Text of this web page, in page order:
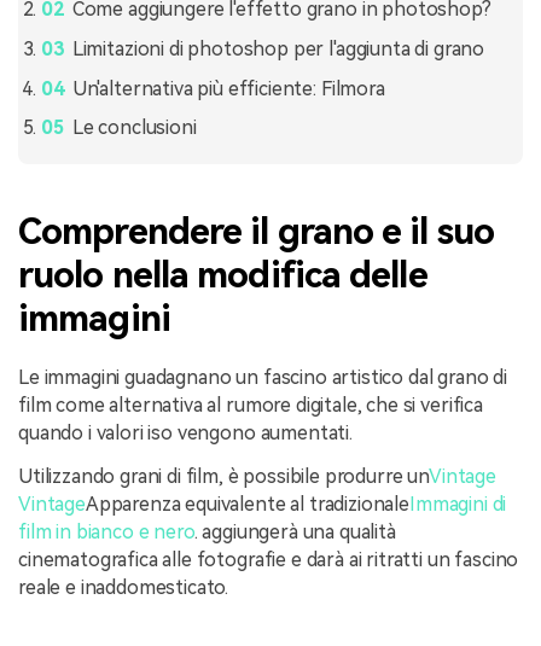
Come aggiungere l'effetto grano in photoshop?
Limitazioni di photoshop per l'aggiunta di grano
Un'alternativa più efficiente: Filmora
Le conclusioni
Comprendere il grano e il suo
ruolo nella modifica delle
immagini
Le immagini guadagnano un fascino artistico dal grano di
film come alternativa al rumore digitale, che si verifica
quando i valori iso vengono aumentati.
Utilizzando grani di film, è possibile produrre unVintage
VintageApparenza equivalente al tradizionaleImmagini di
film in bianco e nero. aggiungerà una qualità
cinematografica alle fotografie e darà ai ritratti un fascino
reale e inaddomesticato.